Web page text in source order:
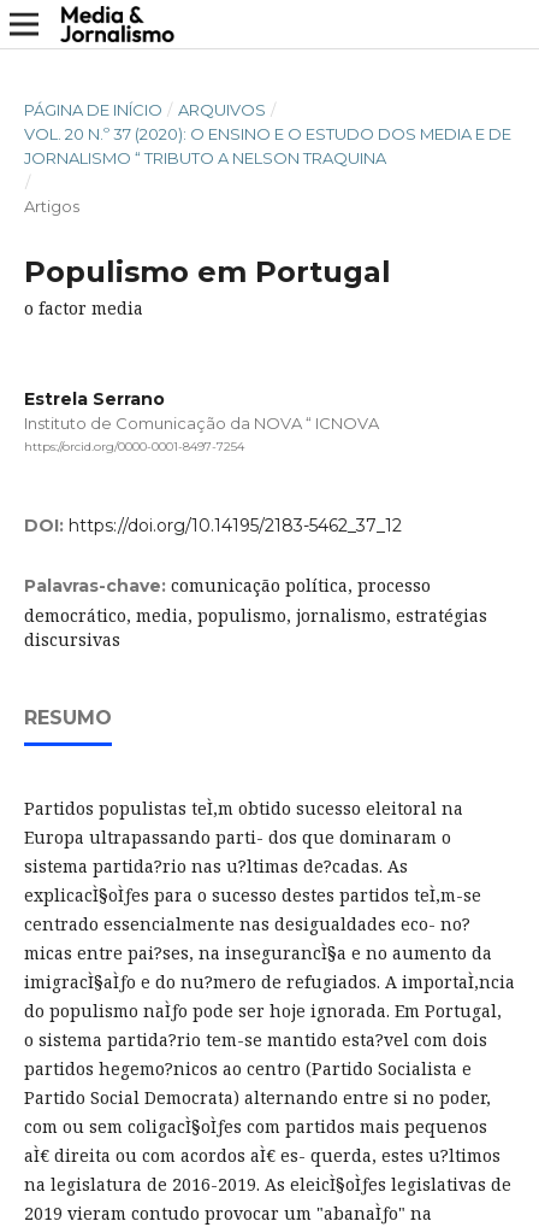
PÁGINA DE INÍCIO / ARQUIVOS /
VOL. 20 N.º 37 (2020): O ENSINO E O ESTUDO DOS MEDIA E DE
JORNALISMO “ TRIBUTO A NELSON TRAQUINA
/
Artigos
Populismo em Portugal
o factor media
Estrela Serrano
Instituto de Comunicação da NOVA “ ICNOVA
https://orcid.org/0000-0001-8497-7254
DOI: https://doi.org/10.14195/2183-5462_37_12
Palavras-chave: comunicação política, processo
democrático, media, populismo, jornalismo, estratégias
discursivas
RESUMO
Partidos populistas teÌ‚m obtido sucesso eleitoral na
Europa ultrapassando parti- dos que dominaram o
sistema partida?rio nas u?ltimas de?cadas. As
explicacÌ§oÌƒes para o sucesso destes partidos teÌ‚m-se
centrado essencialmente nas desigualdades eco- no?
micas entre pai?ses, na insegurancÌ§a e no aumento da
imigracÌ§aÌƒo e do nu?mero de refugiados. A importaÌ‚ncia
do populismo naÌƒo pode ser hoje ignorada. Em Portugal,
o sistema partida?rio tem-se mantido esta?vel com dois
partidos hegemo?nicos ao centro (Partido Socialista e
Partido Social Democrata) alternando entre si no poder,
com ou sem coligacÌ§oÌƒes com partidos mais pequenos
aÌ€ direita ou com acordos aÌ€ es- querda, estes u?ltimos
na legislatura de 2016-2019. As eleicÌ§oÌƒes legislativas de
2019 vieram contudo provocar um "abanaÌƒo" na